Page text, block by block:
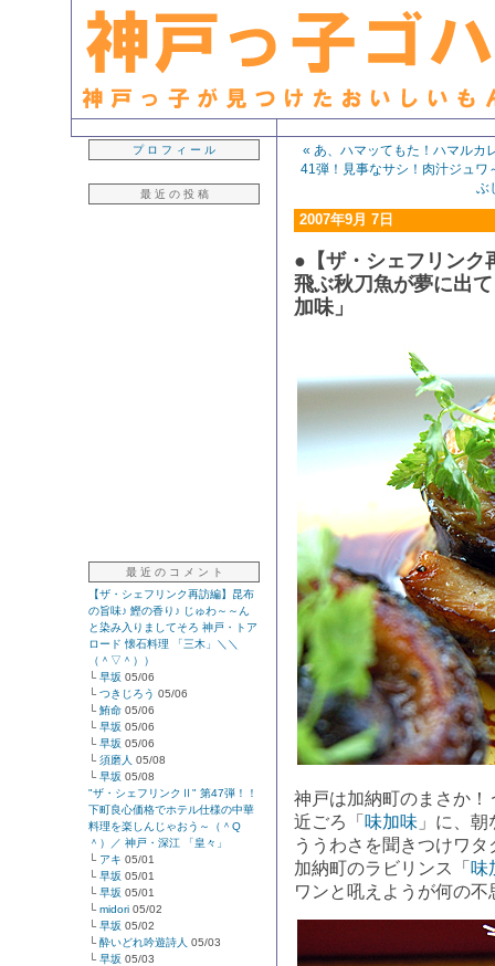
プ ロ フ ィ ー ル
最 近 の 投 稿
最 近 の コ メ ン ト
【ザ・シェフリンク再訪編】昆布
の旨味♪ 鰹の香り♪ じゅわ～～ん
と染み入りましてそろ 神戸・トア
ロード 懐石料理 「三木」＼＼
（＾▽＾））
└ 早坂 05/06
└ つきじろう 05/06
└ 鮪命 05/06
└ 早坂 05/06
└ 早坂 05/06
└ 須磨人 05/08
└ 早坂 05/08
"ザ・シェフリンクⅡ" 第47弾！！
下町良心価格でホテル仕様の中華
料理を楽しんじゃおう～（＾Q
＾）／ 神戸・深江 「皇々」
└ アキ 05/01
└ 早坂 05/01
└ 早坂 05/01
└ midori 05/02
└ 早坂 05/02
└ 酔いどれ吟遊詩人 05/03
└ 早坂 05/03
« あ、ハマッてもた！ハマルカ
41弾！見事なサシ！肉汁ジュワ
ぶ
2007年9月 7日
●【ザ・シェフリンク
飛ぶ秋刀魚が夢に出
加味」
神戸は加納町のまさか！
近ごろ「 味加味 」に、
ううわさを聞きつけワ
加納町のラビリンス「 味
ワンと吼えようが何の